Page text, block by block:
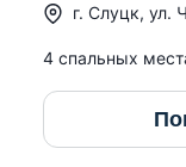
г. Слуцк, ул.
4 спальных